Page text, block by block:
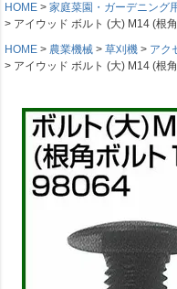
HOME
家庭菜園・ガーデニング
アイウッド ボルト (大) M14 (根
HOME
農業機械 草刈機
アク
アイウッド ボルト (大) M14 (根